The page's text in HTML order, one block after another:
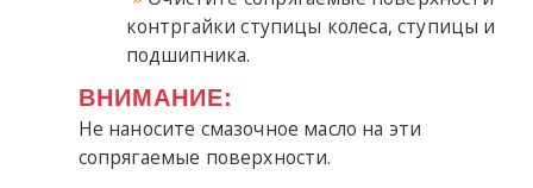
контргайки ступицы колеса, ступицы и
подшипника.
ВНИМАНИЕ:
Не наносите смазочное масло на эти
сопрягаемые поверхности.